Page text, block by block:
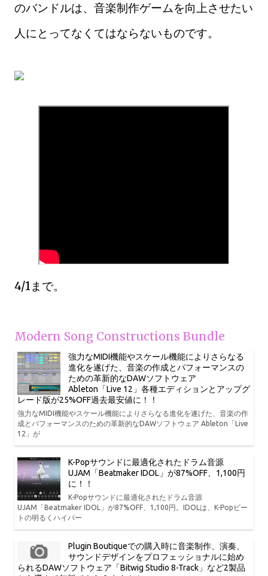
のバンドルは、音楽制作ゲームを向上させたい
人にとってなくてはならないものです。
4/1まで。
Modern Song Constructions Bundle
強力なMIDI機能やスケール機能によりさらなる
進化を遂げた、音楽の作成とパフォーマンスの
ための革新的なDAWソフトウェア
Ableton「Live 12」各種エディションとアップグ
レード版が25%OFF過去最安値に！！
強力なMIDI機能やスケール機能によりさらなる進化を遂げた、音楽の作
成とパフォーマンスのための革新的なDAWソフトウェア Ableton「Live
12」が
K-Popサウンドに最適化されたドラム音源
UJAM「Beatmaker IDOL」が87%OFF、1,100円
に！！
K-Popサウンドに最適化されたドラム音源
UJAM「Beatmaker IDOL」が87%OFF、1,100円。IDOLは、K-Popビー
トの明るくハイパー
Plugin Boutiqueでの購入時に音楽制作、演奏、
サウンドデザインをプロフェッショナルに始め
られるDAWソフトウェア「Bitwig Studio 8-Track」など2製品